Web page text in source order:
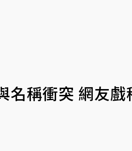
名稱衝突 網友戲